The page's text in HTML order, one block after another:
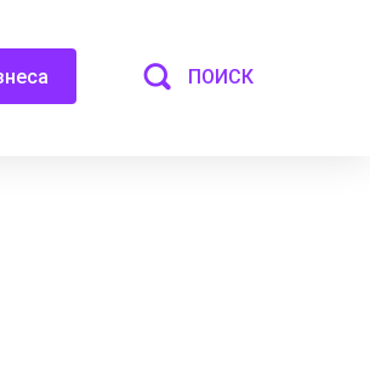
ПОИСК